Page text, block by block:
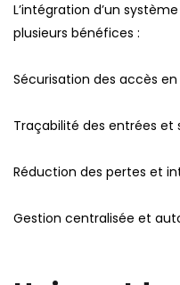
L’intégration d’un
plusieurs bénéfices :
Sécurisation des accès
Traçabilité des entrées et
Réduction des pertes et
Gestion centralisée et